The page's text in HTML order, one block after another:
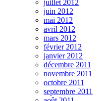
juillet 2012
juin 2012
mai 2012
avril 2012
mars 2012
février 2012
janvier 2012
décembre 2011
novembre 2011
octobre 2011
septembre 2011